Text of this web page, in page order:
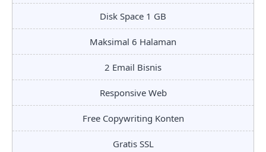
Disk Space 1 GB
Maksimal 6 Halaman
2 Email Bisnis
Responsive Web
Free Copywriting Konten
Gratis SSL